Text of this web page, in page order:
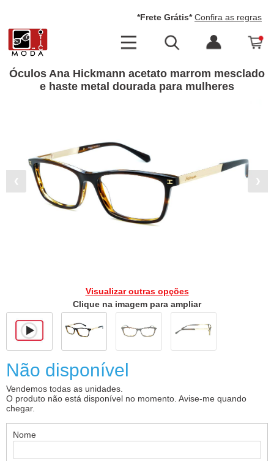
*Frete Grátis* Confira as regras
Óculos Ana Hickmann acetato marrom mesclado
e haste metal dourada para mulheres
❮ ❯
Visualizar outras opções
Clique na imagem para ampliar
Não disponível
Vendemos todas as unidades.
O produto não está disponível no momento. Avise-me quando
chegar.
Nome